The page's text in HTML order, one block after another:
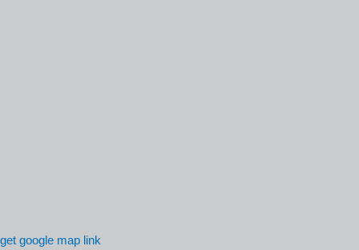
get google map link